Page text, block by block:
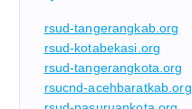
rsud-tangerangkab.org
rsud-kotabekasi.org
rsud-tangerangkota.org
rsucnd-acehbaratkab.org